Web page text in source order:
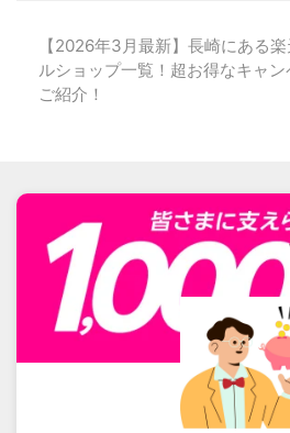
【2026年3月最新】長崎にある楽
ルショップ一覧！超お得なキャン
ご紹介！